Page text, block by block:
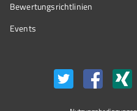
Bewertungs­richtlinien
Events